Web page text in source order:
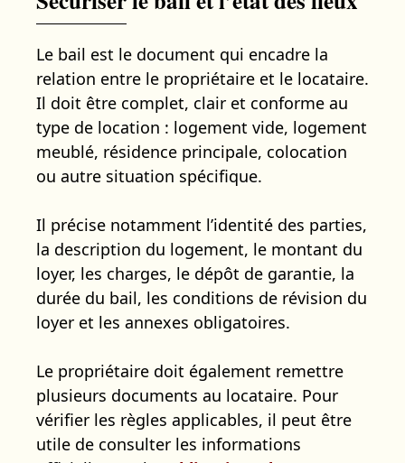
Le bail est le document qui encadre la
relation entre le propriétaire et le locataire.
Il doit être complet, clair et conforme au
type de location : logement vide, logement
meublé, résidence principale, colocation
ou autre situation spécifique.
Il précise notamment l’identité des parties,
la description du logement, le montant du
loyer, les charges, le dépôt de garantie, la
durée du bail, les conditions de révision du
loyer et les annexes obligatoires.
Le propriétaire doit également remettre
plusieurs documents au locataire. Pour
vérifier les règles applicables, il peut être
utile de consulter les informations